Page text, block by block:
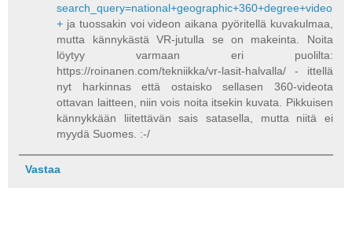
search_query=national+geographic+360+degree+video
+ ja tuossakin voi videon aikana pyöritellä kuvakulmaa,
mutta kännykästä VR-jutulla se on makeinta. Noita
löytyy varmaan eri puolilta:
https://roinanen.com/tekniikka/vr-lasit-halvalla/ - ittellä
nyt harkinnas että ostaisko sellasen 360-videota
ottavan laitteen, niin vois noita itsekin kuvata. Pikkuisen
kännykkään liitettävän sais satasella, mutta niitä ei
myydä Suomes. :-/
Vastaa